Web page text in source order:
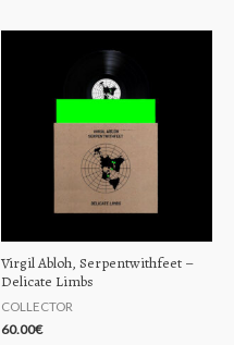
Virgil Abloh, Serpentwithfeet ‎–
Delicate Limbs
COLLECTOR
60.00€